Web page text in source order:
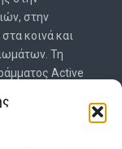
στην
κοινά και
Τη
Active
Διαβάστε